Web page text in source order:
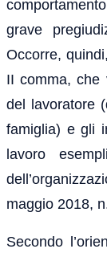
grave
Occorre,
II comma, che
del lavoratore
famiglia) e gli
lavoro
maggio 2018,
Secondo